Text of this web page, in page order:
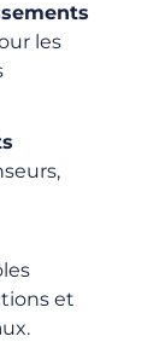
les
et